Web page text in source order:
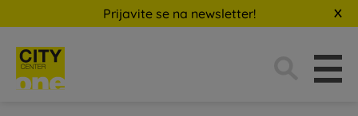
Prijavite se na newsletter!